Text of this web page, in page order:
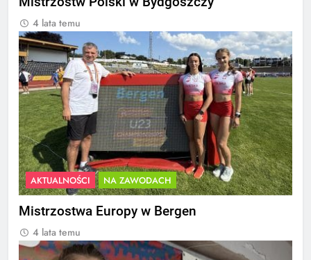
4 lata temu
AKTUALNOŚCI NA ZAWODACH
Mistrzostwa Europy w Bergen
4 lata temu